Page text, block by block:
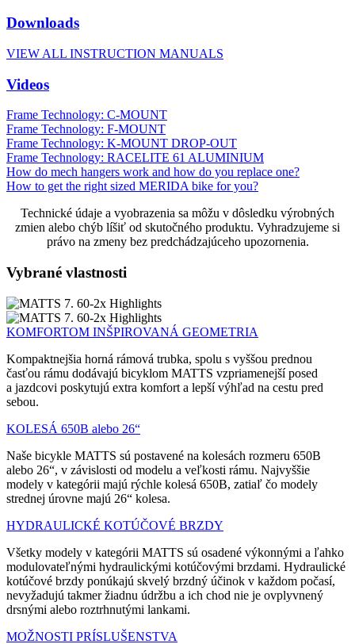
Downloads
VIEW ALL INSTRUCTION MANUALS
Videos
Frame Technology: C-MOUNT
Frame Technology: F-MOUNT
Frame Technology: K-MOUNT DROP-OUT
Frame Technology: RACELITE 61 ALUMINIUM
How do mech hangers work and how do you replace one?
How to get the right sized MERIDA bike for you?
Technické údaje a vyobrazenia sa môžu v dôsledku výrobných
zmien alebo chýb líšiť od skutočného produktu. Vyhradzujeme si
právo na zmeny bez predchádzajúceho upozornenia.
Vybrané vlastnosti
KOMFORTOM INŠPIROVANÁ GEOMETRIA
Kompaktnejšia horná rámová trubka, spolu s vyššou prednou
časťou rámu dodávajú bicyklom MATTS vzpriamenejší posed
a jazdcovi poskytujú extra komfort a lepší výhľad na cestu pred
sebou.
KOLESÁ 650B alebo 26“
Naše bicykle MATTS sú postavené na kolesách rozmeru 650B
alebo 26“, v závislosti od modelu a veľkosti rámu. Najvyššie
modely v kategórii majú rýchle kolesá 650B, zatiaľ čo modely
strednej úrovne majú 26“ kolesa.
HYDRAULICKÉ KOTÚČOVÉ BRZDY
Všetky modely v kategórii MATTS sú osadené výkonnými a ľahko
modulovateľnými hydraulickými kotúčovými brzdami. Hydraulické
kotúčové brzdy ponúkajú skvelý brzdný účinok v každom počasí,
nevyžadujú takmer žiadnu údržbu a ich chod nie je ovplyvnený
drsnými alebo roztrhnutými lankami.
MOŽNOSTI PRÍSLUŠENSTVA